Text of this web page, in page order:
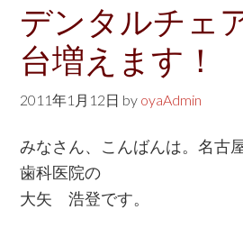
デンタルチェ
台増えます！
2011年1月12日 by oyaAdmin
みなさん、こんばんは。名古
歯科医院の
大矢 浩登です。